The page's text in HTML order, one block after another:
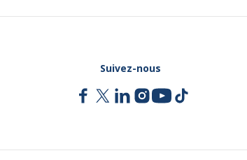
Suivez-nous